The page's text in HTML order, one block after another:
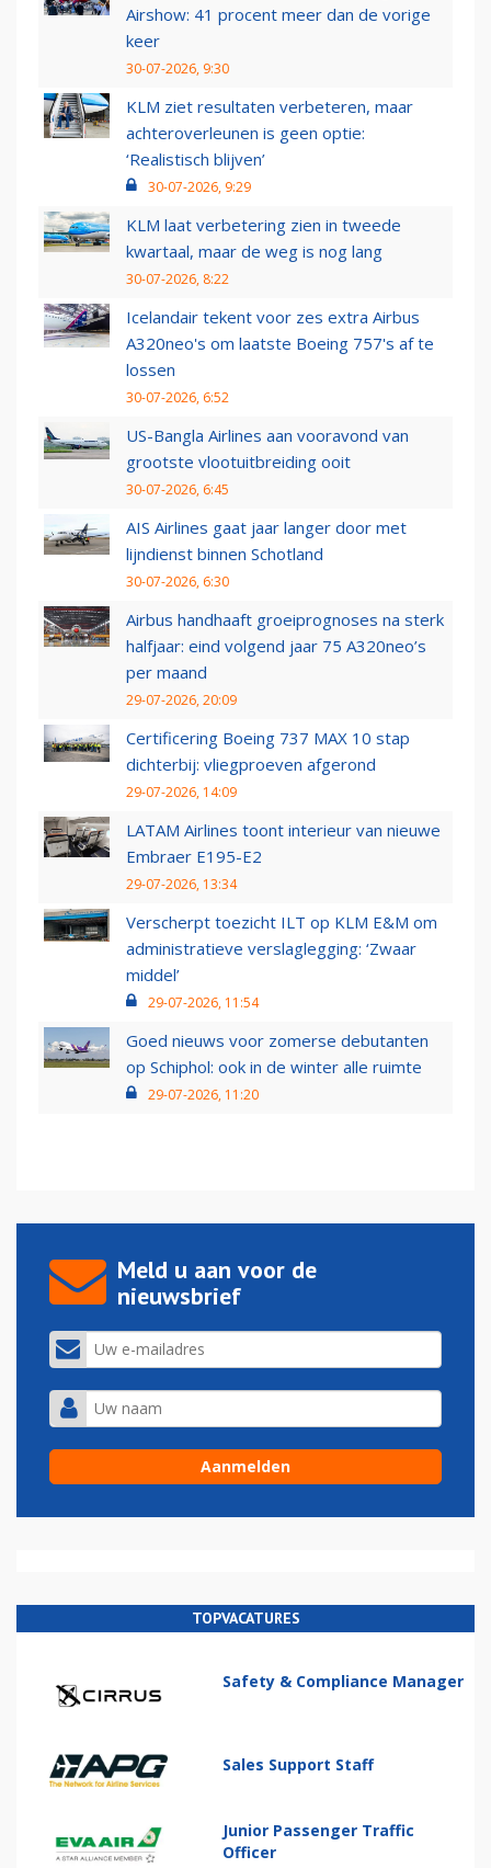
Airshow: 41 procent meer dan de vorige
keer
30-07-2026, 9:30
KLM ziet resultaten verbeteren, maar
achteroverleunen is geen optie:
‘Realistisch blijven’
30-07-2026, 9:29
KLM laat verbetering zien in tweede
kwartaal, maar de weg is nog lang
30-07-2026, 8:22
Icelandair tekent voor zes extra Airbus
A320neo's om laatste Boeing 757's af te
lossen
30-07-2026, 6:52
US-Bangla Airlines aan vooravond van
grootste vlootuitbreiding ooit
30-07-2026, 6:45
AIS Airlines gaat jaar langer door met
lijndienst binnen Schotland
30-07-2026, 6:30
Airbus handhaaft groeiprognoses na sterk
halfjaar: eind volgend jaar 75 A320neo’s
per maand
29-07-2026, 20:09
Certificering Boeing 737 MAX 10 stap
dichterbij: vliegproeven afgerond
29-07-2026, 14:09
LATAM Airlines toont interieur van nieuwe
Embraer E195-E2
29-07-2026, 13:34
Verscherpt toezicht ILT op KLM E&M om
administratieve verslaglegging: ‘Zwaar
middel’
29-07-2026, 11:54
Goed nieuws voor zomerse debutanten
op Schiphol: ook in de winter alle ruimte
29-07-2026, 11:20
Meld u aan voor de
nieuwsbrief
TOPVACATURES
Safety & Compliance Manager
Sales Support Staff
Junior Passenger Traffic
Officer